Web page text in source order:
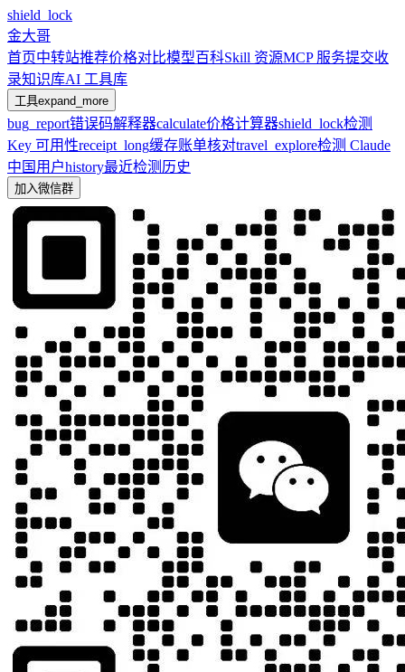
shield_lock
金大哥
首页中转站推荐价格对比模型百科Skill 资源MCP 服务提交收
录知识库AI 工具库
工具expand_more
bug_report错误码解释器calculate价格计算器shield_lock检测
Key 可用性receipt_long缓存账单核对travel_explore检测 Claude
中国用户history最近检测历史
加入微信群